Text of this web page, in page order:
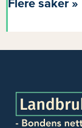
Flere saker »